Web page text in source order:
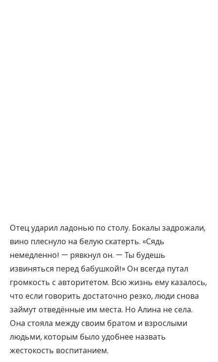
Отец ударил ладонью по столу. Бокалы задрожали,
вино плеснуло на белую скатерть. «Сядь
немедленно! — рявкнул он. — Ты будешь
извиняться перед бабушкой!» Он всегда путал
громкость с авторитетом. Всю жизнь ему казалось,
что если говорить достаточно резко, люди снова
займут отведённые им места. Но Алина не села.
Она стояла между своим братом и взрослыми
людьми, которым было удобнее назвать
жестокость воспитанием.